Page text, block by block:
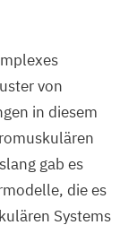
von
in diesem
gab es
die es
Systems